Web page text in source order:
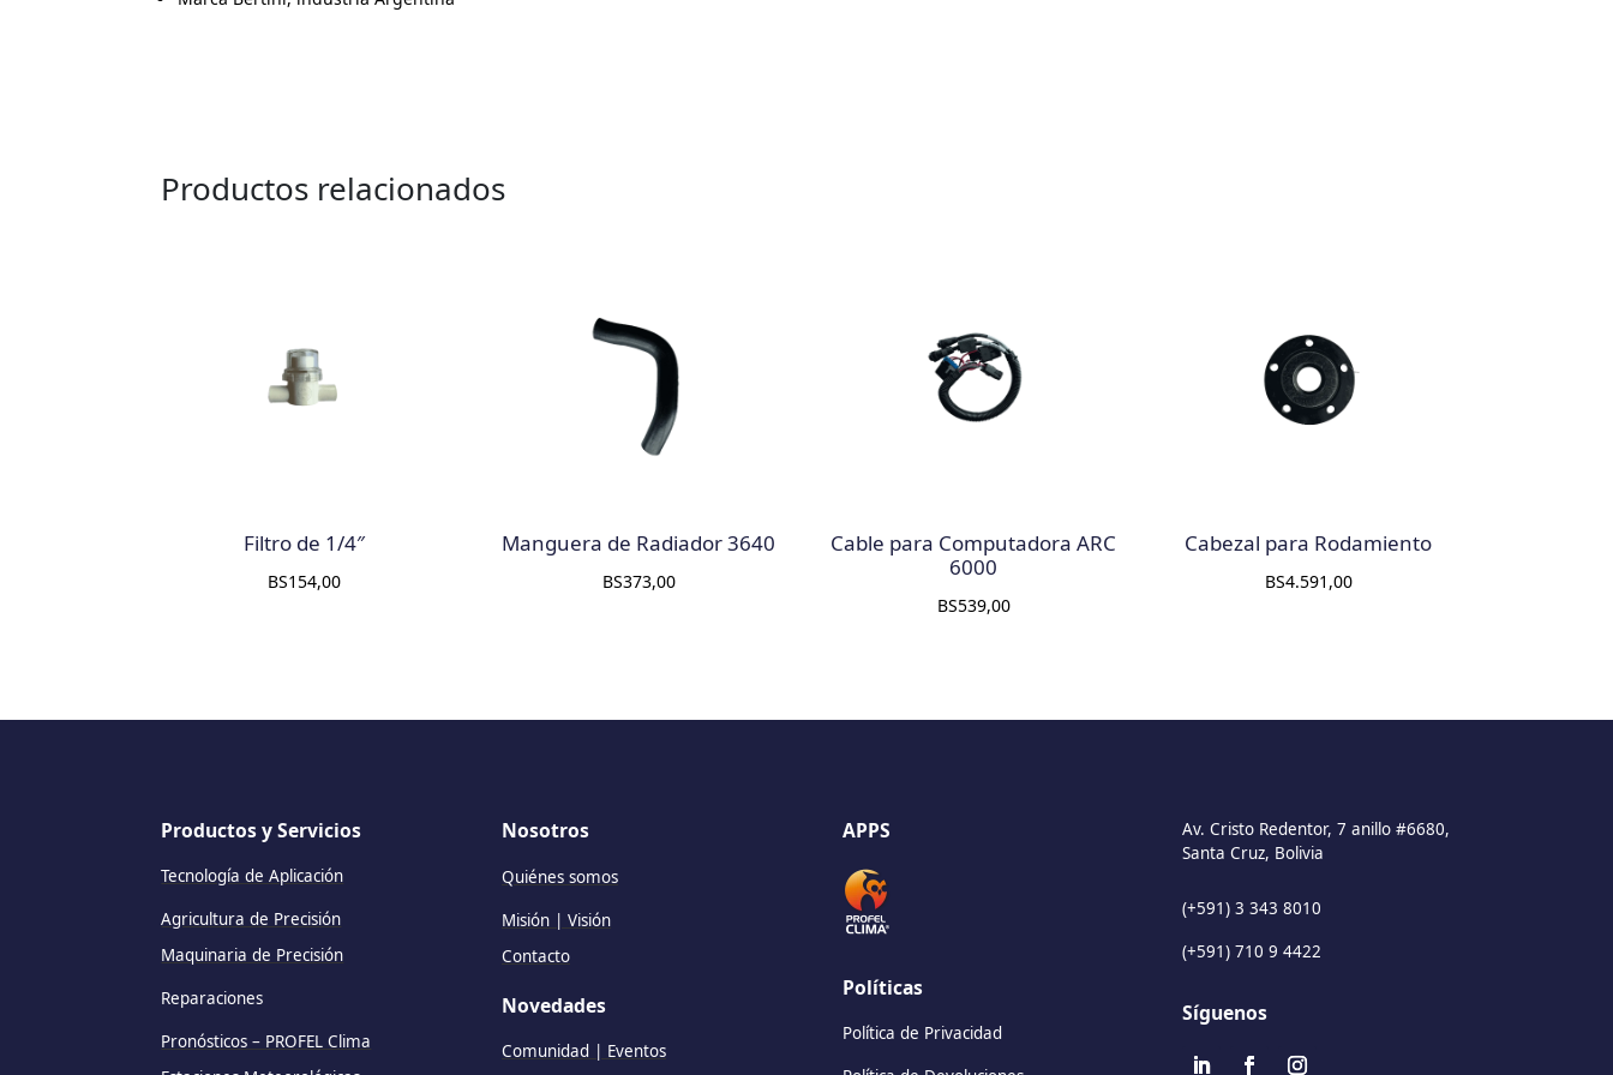
Productos relacionados
Filtro de 1/4″
BS154,00
Manguera de Radiador 3640
BS373,00
Cable para Computadora ARC
6000
BS539,00
Cabezal para Rodamiento
BS4.591,00
Productos y Servicios
Tecnología de Aplicación
Agricultura de Precisión
Maquinaria de Precisión
Reparaciones
Pronósticos – PROFEL Clima
Nosotros
Quiénes somos
Misión | Visión
Contacto
Novedades
Comunidad | Eventos
APPS
Políticas
Política de Privacidad
Av. Cristo Redentor, 7 anillo #6680,
Santa Cruz, Bolivia
(+591) 3 343 8010
(+591) 710 9 4422
Síguenos